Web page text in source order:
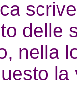
delle
nella